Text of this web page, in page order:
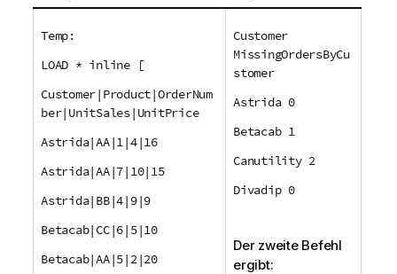
Temp:
LOAD * inline [
Customer|Product|OrderNum
ber|UnitSales|UnitPrice
Astrida|AA|1|4|16
Astrida|AA|7|10|15
Astrida|BB|4|9|9
Betacab|CC|6|5|10
Betacab|AA|5|2|20
Customer
MissingOrdersByCu
stomer
Astrida 0
Betacab 1
Canutility 2
Divadip 0
Der zweite Befehl
ergibt: